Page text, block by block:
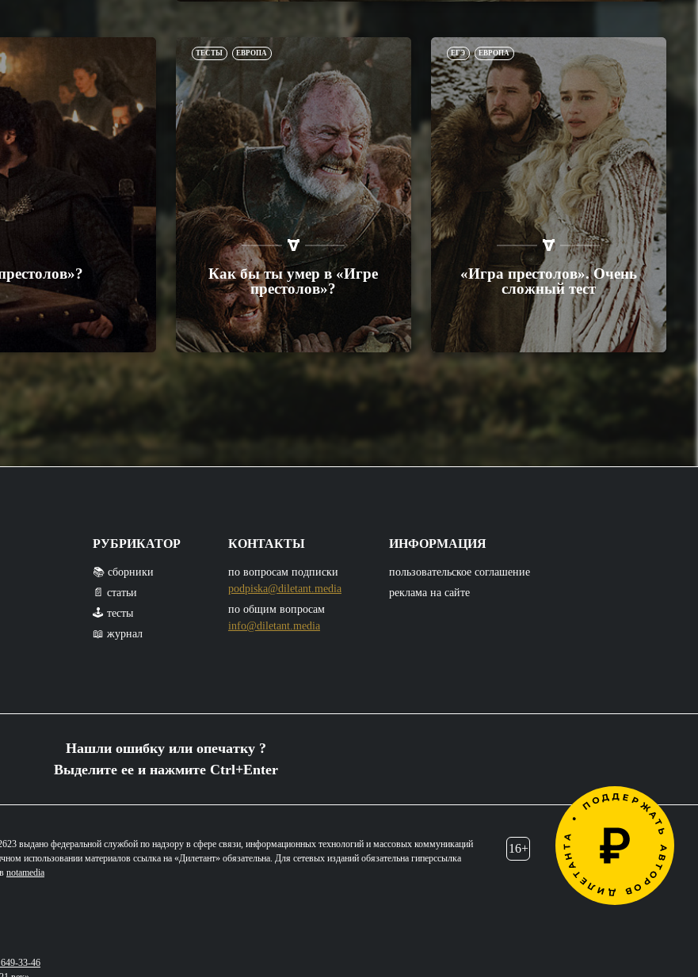
ТЕСТЫ ЕВРОПА
Как бы ты умер в «Игре
престолов»?
ЕГЭ ЕВРОПА
«Игра престолов». Очень
сложный тест
РУБРИКАТОР
📚 сборники
📄 статьи
🕹️ тесты
📖 журнал
КОНТАКТЫ
по вопросам подписки
podpiska@diletant.media
по общим вопросам
info@diletant.media
ИНФОРМАЦИЯ
пользовательское соглашение
реклама на сайте
Нашли ошибку или опечатку ?
Выделите ее и нажмите Ctrl+Enter
выдано федеральной службой по надзору в сфере связи, информационных технологий и массовых коммуникаций
использовании материалов ссылка на «Дилетант» обязательна. Для сетевых изданий обязательна гиперссылка
notamedia
33-46
16+